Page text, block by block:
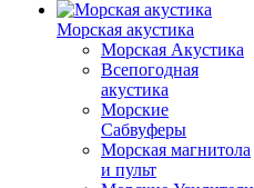
Морская акустика
Морская Акустика
Всепогодная
акустика
Морские
Сабвуферы
Морская магнитола
и пульт